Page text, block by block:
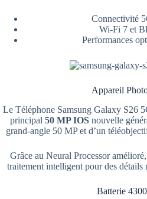
Connectivité
Wi-Fi 7 et
Performances
Appareil
Le Téléphone Samsung Galaxy S26
principal 50 MP IOS nouvelle
grand-angle 50 MP et d’un
Grâce au Neural Processor
traitement intelligent pour des détails
Batterie